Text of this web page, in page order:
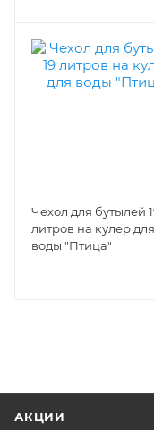
Чехол для бутылей
литров на кулер для
воды "Птица"
АКЦИИ